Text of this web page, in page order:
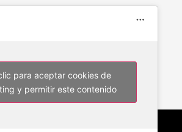
para aceptar cookies de
y permitir este contenido